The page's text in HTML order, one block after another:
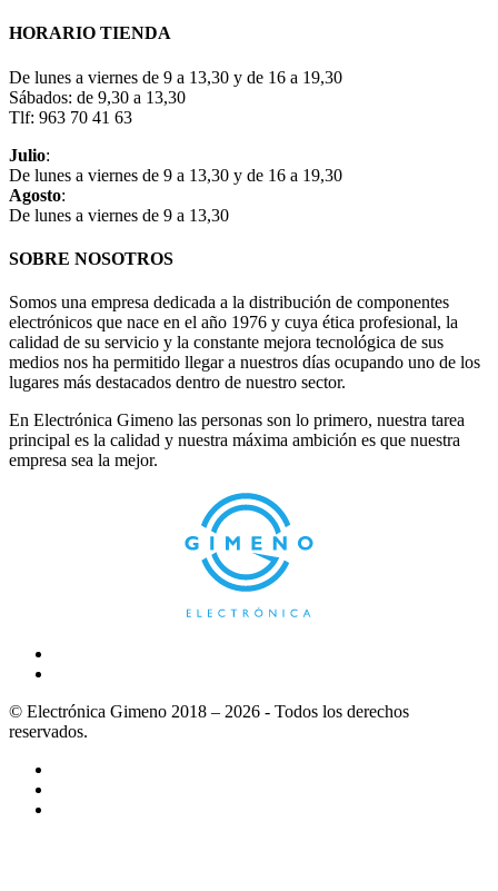
HORARIO TIENDA
De lunes a viernes de 9 a 13,30 y de 16 a 19,30
Sábados: de 9,30 a 13,30
Tlf: 963 70 41 63
Julio:
De lunes a viernes de 9 a 13,30 y de 16 a 19,30
Agosto:
De lunes a viernes de 9 a 13,30
SOBRE NOSOTROS
Somos una empresa dedicada a la distribución de componentes
electrónicos que nace en el año 1976 y cuya ética profesional, la
calidad de su servicio y la constante mejora tecnológica de sus
medios nos ha permitido llegar a nuestros días ocupando uno de los
lugares más destacados dentro de nuestro sector.
En Electrónica Gimeno las personas son lo primero, nuestra tarea
principal es la calidad y nuestra máxima ambición es que nuestra
empresa sea la mejor.
© Electrónica Gimeno 2018 – 2026 - Todos los derechos
reservados.